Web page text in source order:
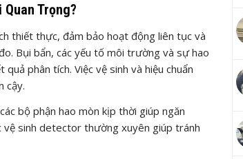
Quan Trọng?
thiết thực, đảm bảo hoạt động liên tục và
Bụi bẩn, các yếu tố môi trường và sự hao
phân tích. Việc vệ sinh và hiệu chuẩn
cậy.
bộ phận hao mòn kịp thời giúp ngăn
vệ sinh detector thường xuyên giúp tránh